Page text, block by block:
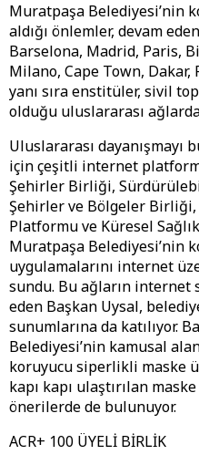
Muratpaşa Belediyesi’nin
aldığı önlemler, devam
Barselona, Madrid, Paris,
Milano, Cape Town,
yanı sıra enstitüler, sivil
olduğu uluslararası
Uluslararası dayanışmayı
için çeşitli internet
Şehirler Birliği,
Şehirler ve Bölgeler Birliği,
Platformu ve Küresel
Muratpaşa Belediyesi’nin
uygulamalarını internet
sundu. Bu ağların
eden Başkan Uysal,
sunumlarına da katılıyor.
Belediyesi’nin kamusal
koruyucu siperlikli maske
kapı kapı ulaştırılan
önerilerde de bulunuyor.
ACR+ 100 ÜYELİ BİRLİK